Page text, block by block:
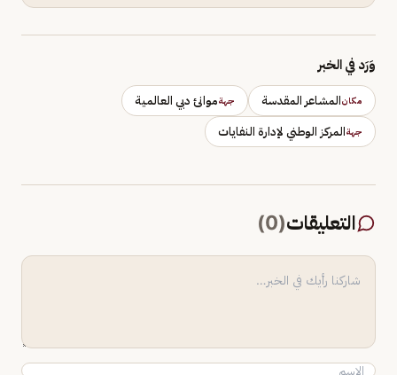
وَرَد في الخبر
مكانالمشاعر المقدسة جهةموانئ دبي العالمية
جهةالمركز الوطني لإدارة النفايات
التعليقات(
0
)